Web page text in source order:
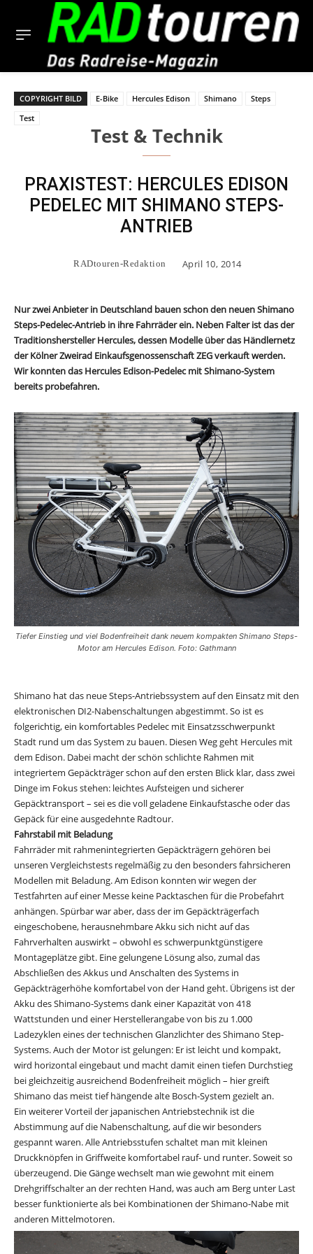
COPYRIGHT BILD E-Bike Hercules Edison Shimano
Steps
Test
Test & Technik
PRAXISTEST: HERCULES EDISON
PEDELEC MIT SHIMANO STEPS-
ANTRIEB
RADtouren-Redaktion April 10, 2014
Nur zwei Anbieter in Deutschland bauen schon den neuen Shimano
Steps-Pedelec-Antrieb in ihre Fahrräder ein. Neben Falter ist das der
Traditionshersteller Hercules, dessen Modelle über das Händlernetz
der Kölner Zweirad Einkaufsgenossenschaft ZEG verkauft werden.
Wir konnten das Hercules Edison-Pedelec mit Shimano-System
bereits probefahren.
Tiefer Einstieg und viel Bodenfreiheit dank neuem kompakten Shimano Steps-
Motor am Hercules Edison. Foto: Gathmann
Shimano hat das neue Steps-Antriebssystem auf den Einsatz mit den
elektronischen DI2-Nabenschaltungen abgestimmt. So ist es
folgerichtig, ein komfortables Pedelec mit Einsatzsschwerpunkt
Stadt rund um das System zu bauen. Diesen Weg geht Hercules mit
dem Edison. Dabei macht der schön schlichte Rahmen mit
integriertem Gepäckträger schon auf den ersten Blick klar, dass zwei
Dinge im Fokus stehen: leichtes Aufsteigen und sicherer
Gepäcktransport – sei es die voll geladene Einkaufstasche oder das
Gepäck für eine ausgedehnte Radtour.
Fahrstabil mit Beladung
Fahrräder mit rahmenintegrierten Gepäckträgern gehören bei
unseren Vergleichstests regelmäßig zu den besonders fahrsicheren
Modellen mit Beladung. Am Edison konnten wir wegen der
Testfahrten auf einer Messe keine Packtaschen für die Probefahrt
anhängen. Spürbar war aber, dass der im Gepäckträgerfach
eingeschobene, herausnehmbare Akku sich nicht auf das
Fahrverhalten auswirkt – obwohl es schwerpunktgünstigere
Montageplätze gibt. Eine gelungene Lösung also, zumal das
Abschließen des Akkus und Anschalten des Systems in
Gepäckträgerhöhe komfortabel von der Hand geht. Übrigens ist der
Akku des Shimano-Systems dank einer Kapazität von 418
Wattstunden und einer Herstellerangabe von bis zu 1.000
Ladezyklen eines der technischen Glanzlichter des Shimano Step-
Systems. Auch der Motor ist gelungen: Er ist leicht und kompakt,
wird horizontal eingebaut und macht damit einen tiefen Durchstieg
bei gleichzeitig ausreichend Bodenfreiheit möglich – hier greift
Shimano das meist tief hängende alte Bosch-System gezielt an.
Ein weiterer Vorteil der japanischen Antriebstechnik ist die
Abstimmung auf die Nabenschaltung, auf die wir besonders
gespannt waren. Alle Antriebsstufen schaltet man mit kleinen
Druckknöpfen in Griffweite komfortabel rauf- und runter. Soweit so
überzeugend. Die Gänge wechselt man wie gewohnt mit einem
Drehgriffschalter an der rechten Hand, was auch am Berg unter Last
besser funktionierte als bei Kombinationen der Shimano-Nabe mit
anderen Mittelmotoren.